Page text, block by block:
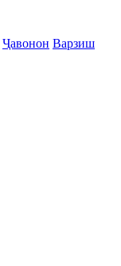
Ҷавонон Варзиш